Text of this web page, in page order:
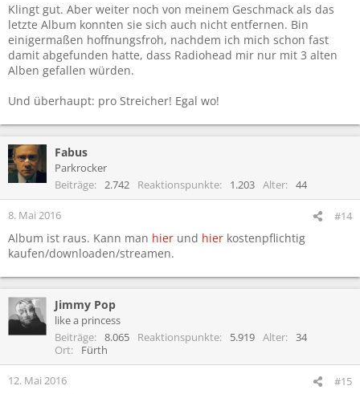
Klingt gut. Aber weiter noch von meinem Geschmack als das
letzte Album konnten sie sich auch nicht entfernen. Bin
einigermaßen hoffnungsfroh, nachdem ich mich schon fast
damit abgefunden hatte, dass Radiohead mir nur mit 3 alten
Alben gefallen würden.
Und überhaupt: pro Streicher! Egal wo!
Fabus
Parkrocker
Beiträge
2.742 Reaktionspunkte 1.203 Alter 44
8. Mai 2016 #14
Album ist raus. Kann man hier und hier kostenpflichtig
kaufen/downloaden/streamen.
Jimmy Pop
like a princess
Beiträge
8.065 Reaktionspunkte 5.919 Alter
34
Ort
Fürth
12. Mai 2016 #15